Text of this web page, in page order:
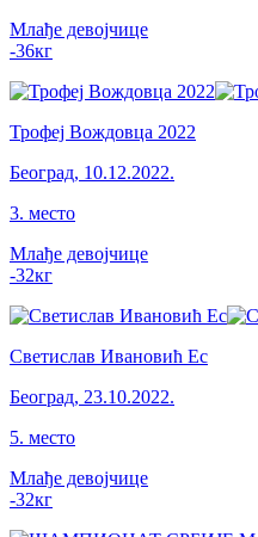
Млађе девојчице
-36кг
Трофеј Вождовца 2022
Београд, 10.12.2022.
3. место
Млађе девојчице
-32кг
Светислав Ивановић Ес
Београд, 23.10.2022.
5. место
Млађе девојчице
-32кг